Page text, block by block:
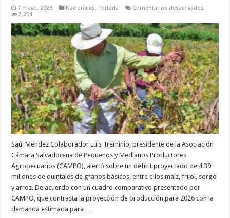
7 mayo, 2026 Nacionales, Portada Comentarios desactivados
un
déficit
de
4.39
millones
de
quintales
de
maíz,
frijol,
sorgo
y
arroz
2,204
Saúl Méndez Colaborador Luis Treminio, presidente de la Asociación
Cámara Salvadoreña de Pequeños y Medianos Productores
Agropecuarios (CAMPO), alertó sobre un déficit proyectado de 4.39
millones de quintales de granos básicos, entre ellos maíz, frijol, sorgo
y arroz. De acuerdo con un cuadro comparativo presentado por
CAMPO, que contrasta la proyección de producción para 2026 con la
demanda estimada para …